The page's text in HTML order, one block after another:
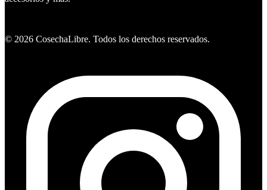
© 2026 CosechaLibre. Todos los derechos reservados.